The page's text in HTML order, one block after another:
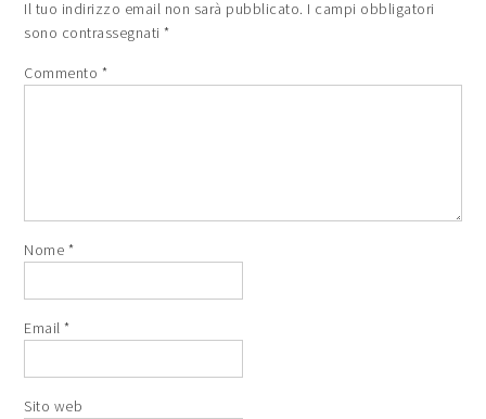
Il tuo indirizzo email non sarà pubblicato. I campi obbligatori
sono contrassegnati*
Commento *
Nome *
Email*
Sito web